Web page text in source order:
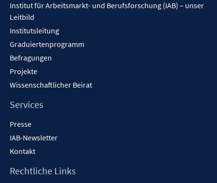
Institut für Arbeitsmarkt- und Berufsforschung (IAB) – unser
Leitbild
Institutsleitung
Graduiertenprogramm
Befragungen
Projekte
Wissenschaftlicher Beirat
Services
Presse
IAB-Newsletter
Kontakt
Rechtliche Links